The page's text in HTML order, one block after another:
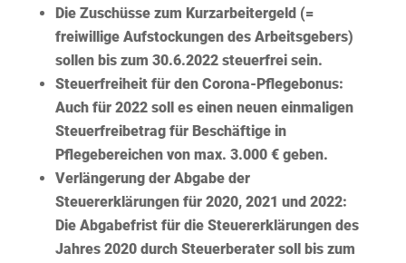
Die Zuschüsse zum Kurzarbeitergeld (=
freiwillige Aufstockungen des Arbeitsgebers)
sollen bis zum 30.6.2022 steuerfrei sein.
Steuerfreiheit für den Corona-Pflegebonus:
Auch für 2022 soll es einen neuen einmaligen
Steuerfreibetrag für Beschäftige in
Pflegebereichen von max. 3.000 € geben.
Verlängerung der Abgabe der
Steuererklärungen für 2020, 2021 und 2022:
Die Abgabefrist für die Steuererklärungen des
Jahres 2020 durch Steuerberater soll bis zum